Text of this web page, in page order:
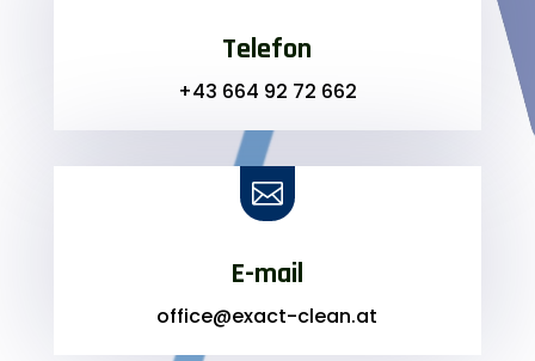
Telefon
+43 664 92 72 662

E-mail
office@exact-clean.at